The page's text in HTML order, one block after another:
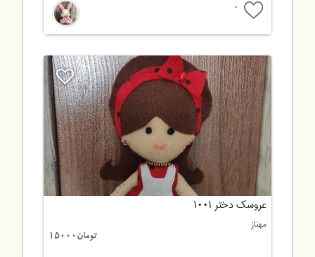
0
عروسک دختر ۱۰۰۱
مهناز
تومان15000